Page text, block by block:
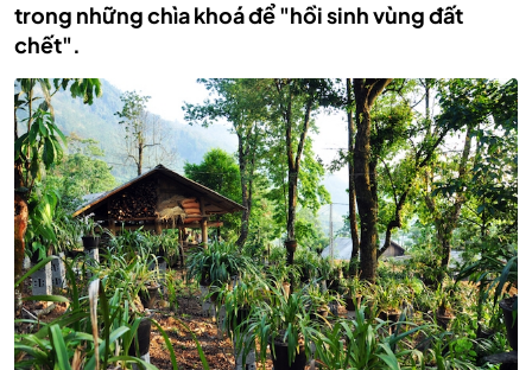
trong những chìa khoá để "hồi sinh vùng đất
chết".